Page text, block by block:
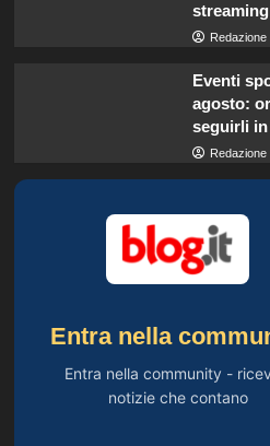
Redazione
Eventi
agosto:
seguirli
Redazione
Entra nella
Entra nella community -
notizie che contano